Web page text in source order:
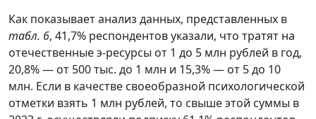
Как показывает анализ данных, представленных в
табл. 6, 41,7% респондентов указали, что тратят на
отечественные э-ресурсы от 1 до 5 млн рублей в год,
20,8% — от 500 тыс. до 1 млн и 15,3% — от 5 до 10
млн. Если в качестве своеобразной психологической
отметки взять 1 млн рублей, то свыше этой суммы в